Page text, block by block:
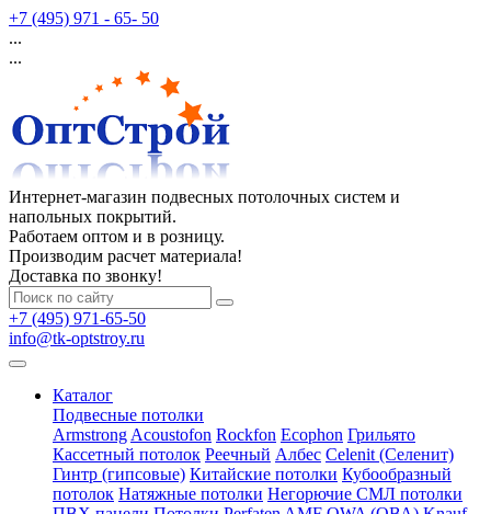
+7 (495) 971 - 65- 50
...
...
Интернет-магазин подвесных потолочных систем и
напольных покрытий.
Работаем оптом и в розницу.
Производим расчет материала!
Доставка по звонку!
+7 (495) 971-65-50
info@tk-optstroy.ru
Каталог
Подвесные потолки
Armstrong Acoustofon Rockfon Ecophon Грильято
Кассетный потолок Реечный Албес Celenit (Селенит)
Гинтр (гипсовые) Китайские потолки Кубообразный
потолок Натяжные потолки Негорючие СМЛ потолки